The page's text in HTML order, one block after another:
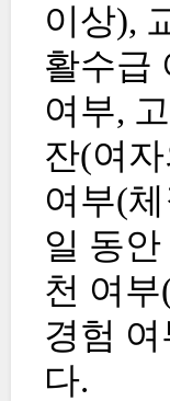
이상),
활수급
여부,
잔(여
여부(
일 동
천 여
경험
다.